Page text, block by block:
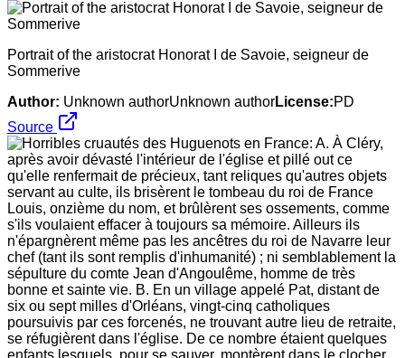
Portrait of the aristocrat Honorat I de Savoie, seigneur de
Sommerive
Author: Unknown authorUnknown authorLicense:PD
Source